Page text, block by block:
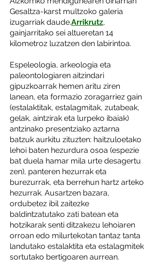
Gesaltza-karst multzoko galeria
izugarriak daude.Arrikrutz,
gainjarritako sei altueretan 14
kilometroz luzatzen den labirintoa.
Espeleologia, arkeologia eta
paleontologiaren aitzindari
gipuzkoarrak hemen aritu ziren
lanean, eta formazio zoragarriez gain
(estalaktitak, estalagmitak, zutabeak,
gelak, aintzirak eta lurpeko ibaiak)
antzinako presentziako aztarna
batzuk aurkitu zituzten: haitzuloetako
lehoi baten hezurdura osoa (espezie
bat duela hamar mila urte desagertu
zen), panteren hezurrak eta
burezurrak, eta berrehun hartz arteko
hezurrak. Ausartzen bazara,
ordubetez ibil zaitezke
baldintzatutako zati batean eta
hotzikarak senti ditzakezu lehoiaren
orroan edo milurtekotan tantaz tanta
landutako estalaktita eta estalagmitek
sortutako bertigoaren aurrean.